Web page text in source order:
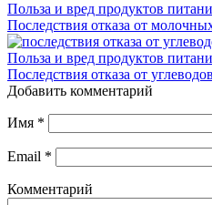
Польза и вред продуктов
Последствия отказа от
Польза и вред продуктов
Последствия отказа от углеводов
Добавить комментарий
Имя *
Email *
Комментарий